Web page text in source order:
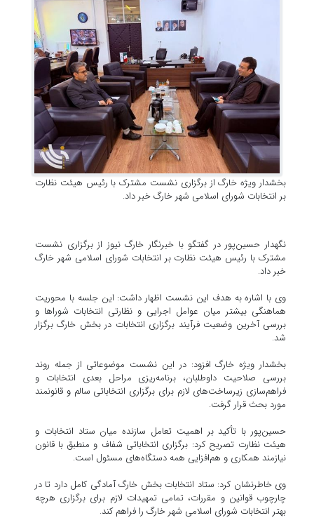
بخشدار ویژه خارگ از برگزاری نشست مشترک با رئیس هیئت نظارت
بر انتخابات شورای اسلامی شهر خارگ خبر داد.
نگهدار حسین‌پور در گفتگو با خبرنگار خارگ نیوز از برگزاری نشست
مشترک با رئیس هیئت نظارت بر انتخابات شورای اسلامی شهر خارگ
خبر داد.
وی با اشاره به هدف این نشست اظهار داشت: این جلسه با محوریت
هماهنگی بیشتر میان عوامل اجرایی و نظارتی انتخابات شوراها و
بررسی آخرین وضعیت فرآیند برگزاری انتخابات در بخش خارگ برگزار
شد.
بخشدار ویژه خارگ افزود: در این نشست موضوعاتی از جمله روند
بررسی صلاحیت داوطلبان، برنامه‌ریزی مراحل بعدی انتخابات و
فراهم‌سازی زیرساخت‌های لازم برای برگزاری انتخاباتی سالم و قانونمند
مورد بحث قرار گرفت.
حسین‌پور با تأکید بر اهمیت تعامل سازنده میان ستاد انتخابات و
هیئت نظارت تصریح کرد: برگزاری انتخاباتی شفاف و منطبق با قانون
نیازمند همکاری و هم‌افزایی همه دستگاه‌های مسئول است.
وی خاطرنشان کرد: ستاد انتخابات بخش خارگ آمادگی کامل دارد تا در
چارچوب قوانین و مقررات، تمامی تمهیدات لازم برای برگزاری هرچه
بهتر انتخابات شورای اسلامی شهر خارگ را فراهم کند.